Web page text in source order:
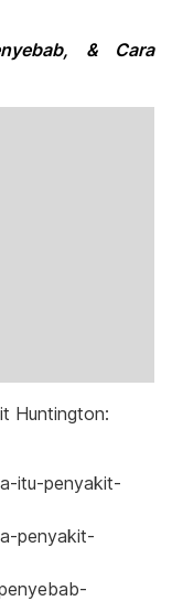
& Cara
Huntington:
itu-penyakit-
penyakit-